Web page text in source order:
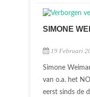
SIMONE
19 Februari
Simone
van o.a. het
eerst sinds de